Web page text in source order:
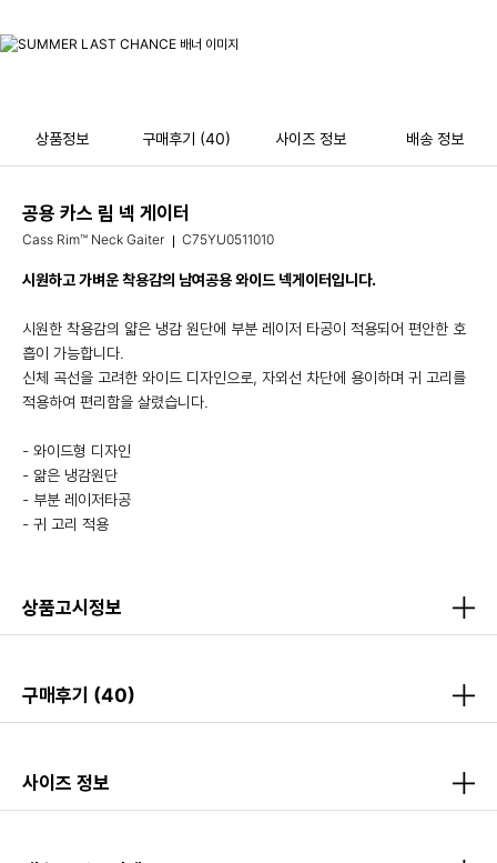
상품정보 구매후기 (40) 사이즈 정보 배송 정보
공용 카스 림 넥 게이터
Cass Rim™ Neck Gaiter C75YU0511010
시원하고 가벼운 착용감의 남여공용 와이드 넥게이터입니다.
시원한 착용감의 얇은 냉감 원단에 부분 레이저 타공이 적용되어 편안한 호
흡이 가능합니다.
신체 곡선을 고려한 와이드 디자인으로, 자외선 차단에 용이하며 귀 고리를
적용하여 편리함을 살렸습니다.
- 와이드형 디자인
- 얆은 냉감원단
- 부분 레이저타공
- 귀 고리 적용
상품고시정보
구매후기 (40)
사이즈 정보